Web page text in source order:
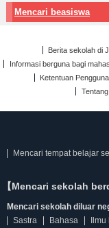
Mencari beasiswa
Berita sekolah di
Informasi berguna bagi
Ketentuan
Mencari tempat belajar
【Mencari sekolah
Mencari sekolah diluar
Sastra
Bahasa